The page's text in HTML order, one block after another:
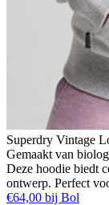
Superdry Vintage
Gemaakt van
Deze hoodie biedt
ontwerp. Perfect
€64,00 bij Bol